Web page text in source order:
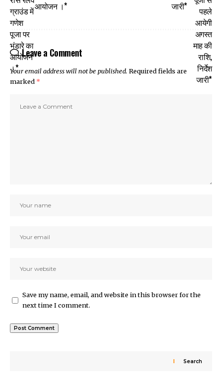
आयोजन ।*
जारी*
Leave a Comment
Your email address will not be published. Required fields are
marked *
Save my name, email, and website in this browser for the
next time I comment.
Search